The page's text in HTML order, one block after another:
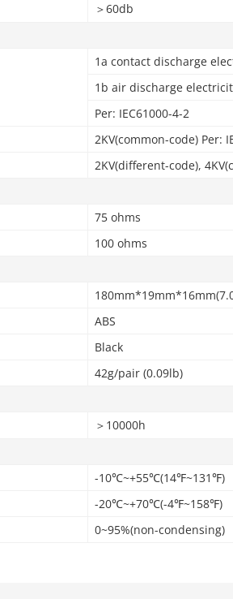
＞60db
1a contact discharge
1b air discharge
Per: IEC61000-4-2
2KV(common-code) Per:
2KV(different-code),
75 ohms
100 ohms
ABS
Black
42g/pair (0.09lb)
＞10000h
-10℃~+55℃(14℉~131℉)
-20℃~+70℃(-4℉~158℉)
0~95%(non-condensing)